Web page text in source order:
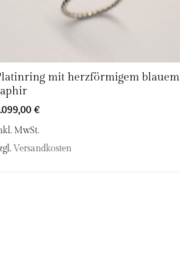
mit herzförmigem blauem
€
MwSt.
Versandkosten